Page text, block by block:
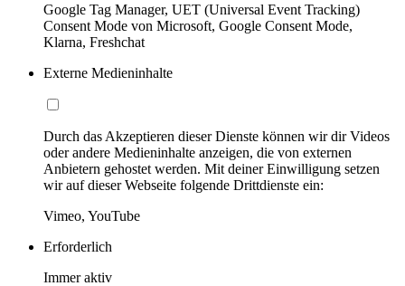
Google Tag Manager, UET (Universal Event Tracking)
Consent Mode von Microsoft, Google Consent Mode,
Klarna, Freshchat
Externe Medieninhalte
Durch das Akzeptieren dieser Dienste können wir dir Videos
oder andere Medieninhalte anzeigen, die von externen
Anbietern gehostet werden. Mit deiner Einwilligung setzen
wir auf dieser Webseite folgende Drittdienste ein:
Vimeo, YouTube
Erforderlich
Immer aktiv